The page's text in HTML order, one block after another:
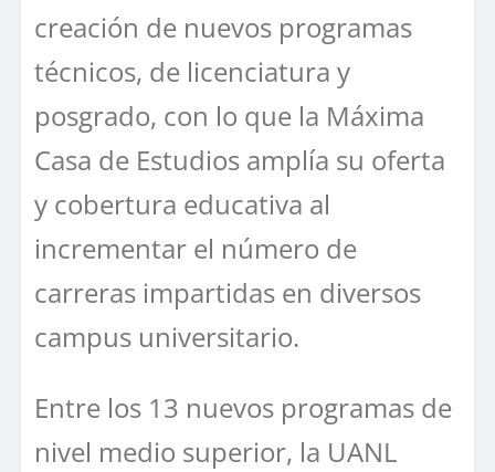
creación de nuevos programas
técnicos, de licenciatura y
posgrado, con lo que la Máxima
Casa de Estudios amplía su oferta
y cobertura educativa al
incrementar el número de
carreras impartidas en diversos
campus universitario.
Entre los 13 nuevos programas de
nivel medio superior, la UANL